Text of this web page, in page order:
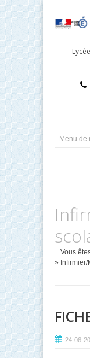
Vous
» Infirmier/
24-06-